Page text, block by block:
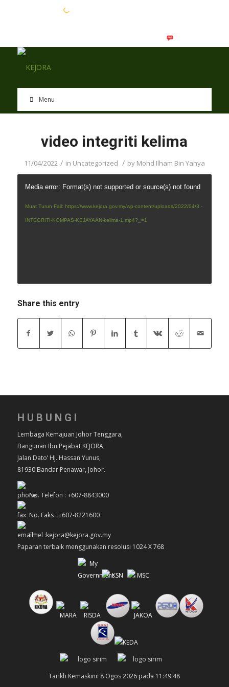
Menu
video integriti kelima
11/04/2022 / in Uncategorized / by Mohd Ilham Bin Yahya
Media error: Format(s) not supported or source(s) not found
Muat Turun Fail: https://www.kejora.gov.my/wp-content/uploads/2022/04/3.-
INTEGRITI-KOMPAS-KEJAYAAN-kelima-1.mp4?_=1
Share this entry
HUBUNGI
Lembaga Kemajuan Johor Tenggara,
Bangunan Ibu Pejabat KEJORA,
Jalan Dato’ Hj. Hassan Yunus,
81930 Bandar Penawar, Johor.
No. Telefon : +607-8843000
No. Faks : +607-8221600
Emel :kejora@kejora.gov.my
Paparan terbaik menggunakan resolusi 1024 X 768
Tarikh Kemaskini: 8 Ogos 2026 pada 11:49:48